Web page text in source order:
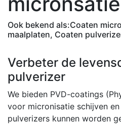
Ook bekend als:Coaten
maalplaten, Coaten
Verbeter de
pulverizer
We bieden PVD-coatings
voor micronisatie schijven
pulverizers kunnen worden